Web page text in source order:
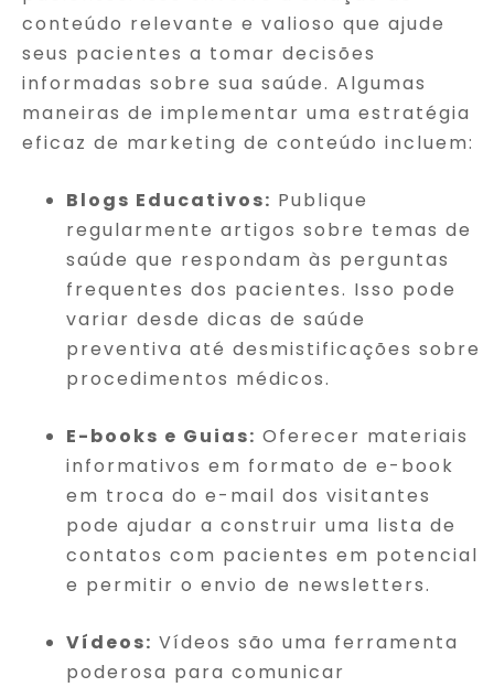
conteúdo relevante e valioso que ajude
seus pacientes a tomar decisões
informadas sobre sua saúde. Algumas
maneiras de implementar uma estratégia
eficaz de marketing de conteúdo incluem:
Blogs Educativos: Publique
regularmente artigos sobre temas de
saúde que respondam às perguntas
frequentes dos pacientes. Isso pode
variar desde dicas de saúde
preventiva até desmistificações sobre
procedimentos médicos.
E-books e Guias: Oferecer materiais
informativos em formato de e-book
em troca do e-mail dos visitantes
pode ajudar a construir uma lista de
contatos com pacientes em potencial
e permitir o envio de newsletters.
Vídeos: Vídeos são uma ferramenta
poderosa para comunicar